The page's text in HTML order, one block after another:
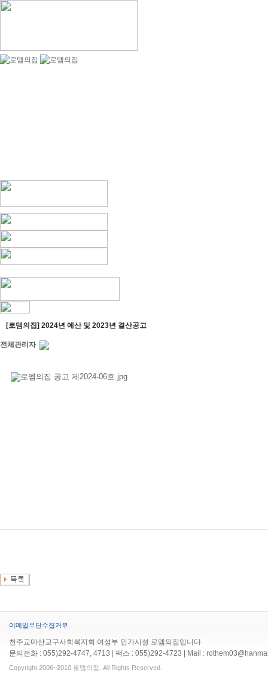
[로뎀의집] 2024년 예산 및 2023년 결산공고
전체관리자
이메일무단수집거부
천주교마산교구사회복지회 여성부 인가시설 로뎀의집입니다.
문의전화 : 055)292-4747, 4713 | 팩스 : 055)292-4723 | Mail :
Copyright 2006~2010 로뎀의집. All Rights Reserved.